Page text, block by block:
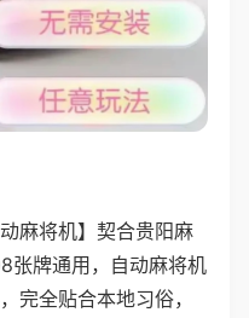
麻将机】契合贵阳麻
张牌通用，自动麻将机
完全贴合本地习俗，